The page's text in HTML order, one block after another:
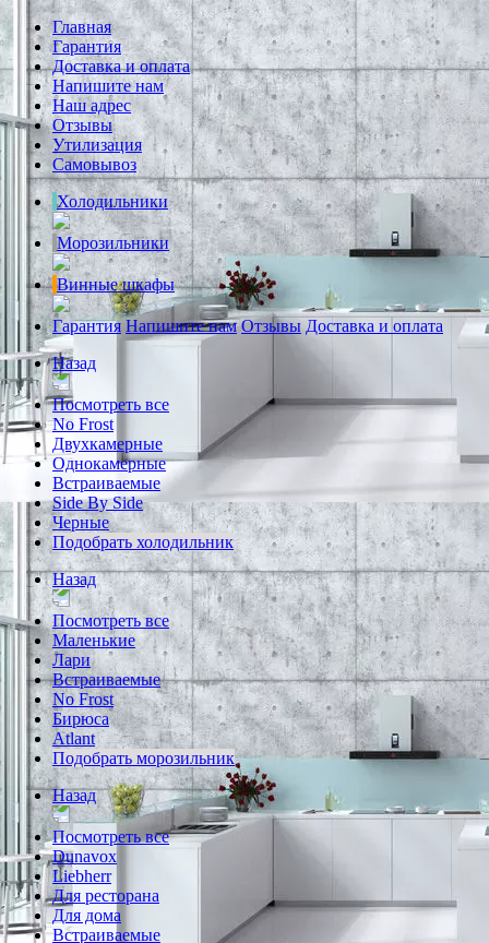
Главная
Гарантия
Доставка и оплата
Напишите нам
Наш адрес
Отзывы
Утилизация
Самовывоз
Холодильники
Морозильники
Винные шкафы
Гарантия Напишите нам Отзывы Доставка и оплата
Назад
Посмотреть все
No Frost
Двухкамерные
Однокамерные
Встраиваемые
Side By Side
Черные
Подобрать холодильник
Назад
Посмотреть все
Маленькие
Лари
Встраиваемые
No Frost
Бирюса
Atlant
Подобрать морозильник
Назад
Посмотреть все
Dunavox
Liebherr
Для ресторана
Для дома
Встраиваемые